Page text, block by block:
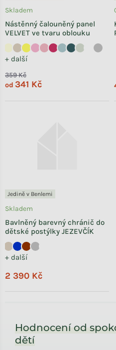
Nástěnný čalouněný panel
VELVET ve tvaru oblouku
+ další
Skladem
359 Kč
od 341 Kč
Jedině v Benlemi
Bavlněný barevný chránič do
dětské postýlky JEZEVČÍK
+ další
Skladem
2 390 Kč
Hodnocení od
dětí